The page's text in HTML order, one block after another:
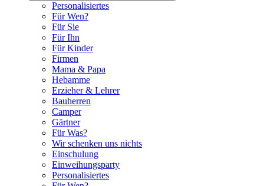
Personalisiertes
Für Wen?
Für Sie
Für Ihn
Für Kinder
Firmen
Mama & Papa
Hebamme
Erzieher & Lehrer
Bauherren
Camper
Gärtner
Für Was?
Wir schenken uns nichts
Einschulung
Einweihungsparty
Personalisiertes